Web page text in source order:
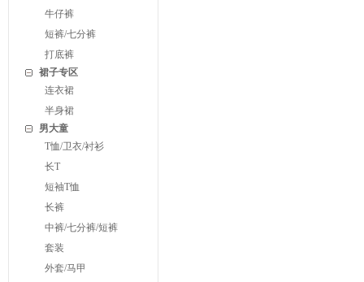
牛仔裤
短裤/七分裤
打底裤
裙子专区
连衣裙
半身裙
男大童
T恤/卫衣/衬衫
长T
短袖T恤
长裤
中裤/七分裤/短裤
套装
外套/马甲